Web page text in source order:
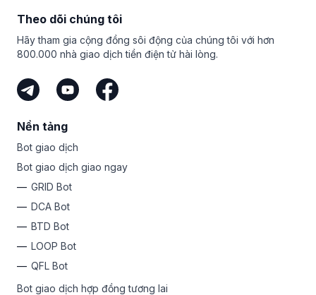
Bitsgap. Miễn là bạn có đối tượng mục tiêu và chia sẻ liên
kết duy nhất của mình, bạn có thể kiếm tiền với tư cách là
đơn vị tiếp thị liên kết của Bitsgap. Đó là cách dễ nhất để
kiếm tiền từ tiền mã hóa mà không phải mạo hiểm số tiền
của chính bạn.
Theo dõi chúng tôi
Hãy tham gia cộng đồng sôi động của chúng tôi với hơn
800.000 nhà giao dịch tiền điện tử hài lòng.
Nền tảng
Bot giao dịch
Bot giao dịch giao ngay
GRID Bot
DCA Bot
BTD Bot
LOOP Bot
QFL Bot
Bot giao dịch hợp đồng tương lai